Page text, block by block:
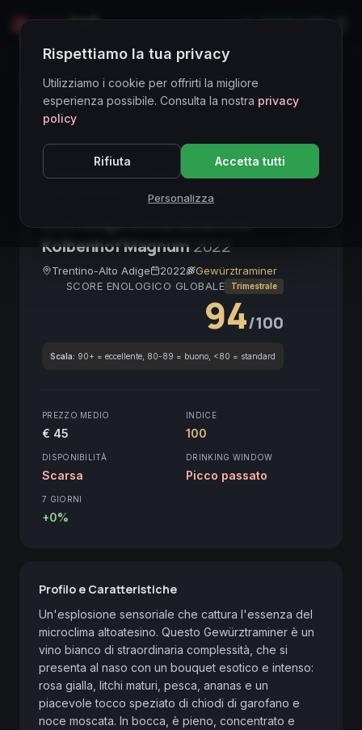
LIVE
Directory Vini
Full-bodied
Alto Adige DOC
Fine Wine
Alto Potenziale di Invecchiamento
Kolbenhof Magnum 2022
Trentino-Alto Adige 2022
Gewürztraminer
SCORE ENOLOGICO GLOBALE
Trimestrale
94/100
Scala: 90+ = eccellente, 80-89 = buono, <80 = standard
PREZZO MEDIO
€ 45
INDICE
100
DISPONIBILITÀ
Scarsa
DRINKING WINDOW
Picco passato
7 GIORNI
+0%
Profilo e Caratteristiche
Un'esplosione sensoriale che cattura l'essenza del
microclima altoatesino. Questo Gewürztraminer è un
vino bianco di straordinaria complessità, che si
presenta al naso con un bouquet esotico e intenso:
rosa gialla, litchi maturi, pesca, ananas e un
piacevole tocco speziato di chiodi di garofano e
noce moscata. In bocca, è pieno, concentrato e
Rispettiamo la tua privacy
Utilizziamo i cookie per offrirti la migliore
esperienza possibile. Consulta la nostra privacy
policy
Rifiuta Accetta tutti
Personalizza